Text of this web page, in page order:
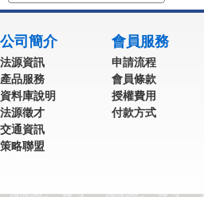
公司簡介
法源資訊
產品服務
資料庫說明
法源徵才
交通資訊
策略聯盟
會員服務
申請流程
會員條款
授權費用
付款方式